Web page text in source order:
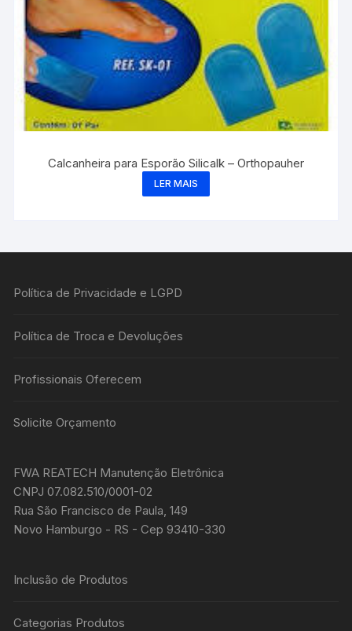
Calcanheira para Esporão Silicalk – Orthopauher
LER MAIS
Política de Privacidade e LGPD
Política de Troca e Devoluções
Profissionais Oferecem
Solicite Orçamento
FWA REATECH Manutenção Eletrônica
CNPJ 07.082.510/0001-02
Rua São Francisco de Paula, 149
Novo Hamburgo - RS - Cep 93410-330
Inclusão de Produtos
Categorias Produtos